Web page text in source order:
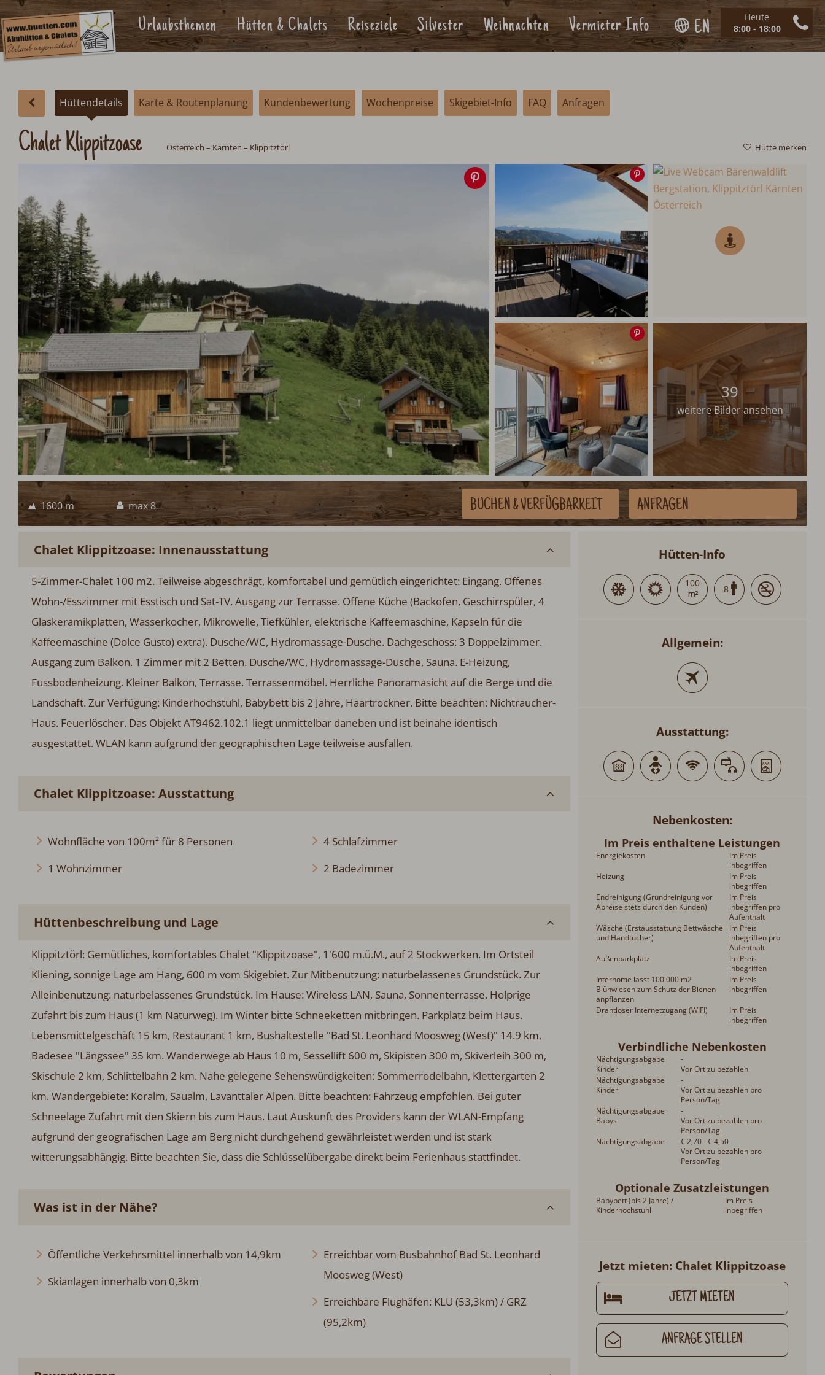
Heute
8:00 - 18:00
Urlaubsthemen Hütten & Chalets Reiseziele Silvester Weihnachten Vermieter Info EN
Hüttendetails Karte & Routenplanung Kundenbewertung Wochenpreise Skigebiet-Info FAQ Anfragen
Hütte merken
Chalet Klippitzoase Österreich – Kärnten – Klippitztörl
Speichern
39
weitere Bilder ansehen
1600 m max 8 BUCHEN& VERFÜGBARKEIT ANFRAGEN
Chalet Klippitzoase: Innenausstattung
5-Zimmer-Chalet 100 m2. Teilweise abgeschrägt, komfortabel und gemütlich eingerichtet: Eingang. Offenes
Wohn-/Esszimmer mit Esstisch und Sat-TV. Ausgang zur Terrasse. Offene Küche (Backofen, Geschirrspüler, 4
Glaskeramikplatten, Wasserkocher, Mikrowelle, Tiefkühler, elektrische Kaffeemaschine, Kapseln für die
Kaffeemaschine (Dolce Gusto) extra). Dusche/WC, Hydromassage-Dusche. Dachgeschoss: 3 Doppelzimmer.
Ausgang zum Balkon. 1 Zimmer mit 2 Betten. Dusche/WC, Hydromassage-Dusche, Sauna. E-Heizung,
Fussbodenheizung. Kleiner Balkon, Terrasse. Terrassenmöbel. Herrliche Panoramasicht auf die Berge und die
Landschaft. Zur Verfügung: Kinderhochstuhl, Babybett bis 2 Jahre, Haartrockner. Bitte beachten: Nichtraucher-
Haus. Feuerlöscher. Das Objekt AT9462.102.1 liegt unmittelbar daneben und ist beinahe identisch
ausgestattet. WLAN kann aufgrund der geographischen Lage teilweise ausfallen.
Chalet Klippitzoase: Ausstattung
Wohnfläche von 100m² für 8 Personen
1 Wohnzimmer
4 Schlafzimmer
2 Badezimmer
Hüttenbeschreibung und Lage
Klippitztörl: Gemütliches, komfortables Chalet "Klippitzoase", 1'600 m.ü.M., auf 2 Stockwerken. Im Ortsteil
Kliening, sonnige Lage am Hang, 600 m vom Skigebiet. Zur Mitbenutzung: naturbelassenes Grundstück. Zur
Alleinbenutzung: naturbelassenes Grundstück. Im Hause: Wireless LAN, Sauna, Sonnenterrasse. Holprige
Zufahrt bis zum Haus (1 km Naturweg). Im Winter bitte Schneeketten mitbringen. Parkplatz beim Haus.
Lebensmittelgeschäft 15 km, Restaurant 1 km, Bushaltestelle "Bad St. Leonhard Moosweg (West)" 14.9 km,
Badesee "Längssee" 35 km. Wanderwege ab Haus 10 m, Sessellift 600 m, Skipisten 300 m, Skiverleih 300 m,
Skischule 2 km, Schlittelbahn 2 km. Nahe gelegene Sehenswürdigkeiten: Sommerrodelbahn, Klettergarten 2
km. Wandergebiete: Koralm, Saualm, Lavanttaler Alpen. Bitte beachten: Fahrzeug empfohlen. Bei guter
Schneelage Zufahrt mit den Skiern bis zum Haus. Laut Auskunft des Providers kann der WLAN-Empfang
aufgrund der geografischen Lage am Berg nicht durchgehend gewährleistet werden und ist stark
witterungsabhängig. Bitte beachten Sie, dass die Schlüsselübergabe direkt beim Ferienhaus stattfindet.
Was ist in der Nähe?
Öffentliche Verkehrsmittel innerhalb von 14,9km
Skianlagen innerhalb von 0,3km
Erreichbar vom Busbahnhof Bad St. Leonhard
Moosweg (West)
Erreichbare Flughäfen: KLU (53,3km) / GRZ
(95,2km)
Hütten-Info
100
8
Allgemein:
Ausstattung:
Nebenkosten
Im Preis enthaltene Leistungen
Energiekosten
Im Preis
inbegriffen
Heizung
Im Preis
inbegriffen
Endreinigung (Grundreinigung vor
Abreise stets durch den Kunden)
Im Preis
inbegriffen pro
Aufenthalt
Wäsche (Erstausstattung Bettwäsche
und Handtücher)
Im Preis
inbegriffen pro
Aufenthalt
Außenparkplatz
Im Preis
inbegriffen
Interhome lässt 100'000 m2
Blühwiesen zum Schutz der Bienen
anpflanzen
Im Preis
inbegriffen
Drahtloser Internetzugang (WIFI)
Im Preis
inbegriffen
Verbindliche Nebenkosten
Nächtigungsabgabe
Kinder
-
Vor Ort zu bezahlen
Nächtigungsabgabe
Kinder
-
Vor Ort zu bezahlen pro
Person/Tag
Nächtigungsabgabe
Babys
-
Vor Ort zu bezahlen pro
Person/Tag
Nächtigungsabgabe
€ 2,70 - € 4,50
Vor Ort zu bezahlen pro
Person/Tag
Optionale Zusatzleistungen
Babybett (bis 2 Jahre) /
Kinderhochstuhl
Im Preis
inbegriffen
Jetzt mieten: Chalet Klippitzoase
JETZT MIETEN
ANFRAGE STELLEN